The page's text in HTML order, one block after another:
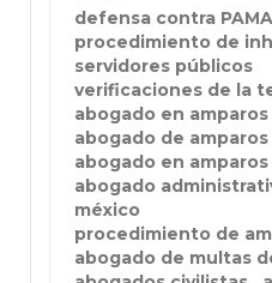
defensa contra PAMA
procedimiento de
servidores públicos
verificaciones de la
abogado en amparos
abogado de
abogado en
abogado
méxico
procedimiento de
abogado de multas